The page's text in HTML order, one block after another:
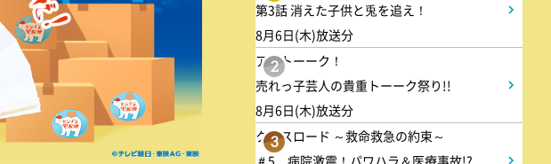
第3話 消えた子供と兎を追え！
8月6日(木)放送分
2
アメトーーク！
売れっ子芸人の貴重トーーク祭り!!
8月6日(木)放送分
3
クロスロード ～救命救急の約束～
＃5 病院激震！パワハラ＆医療事故!?
旅&世界遺産特集!
午前 9:30
1泊家族 傑作選 100年前に
タイプスリップ!?昭和大正の暮